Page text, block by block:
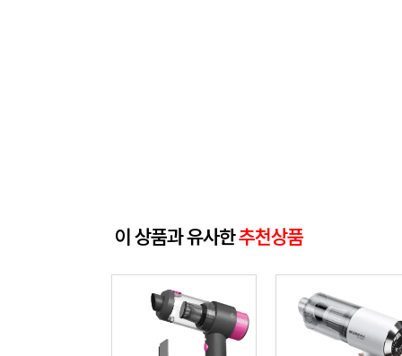
이 상품과 유사한추천상품